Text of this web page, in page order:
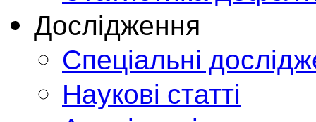
Дослідження
Спеціальні
Наукові статті